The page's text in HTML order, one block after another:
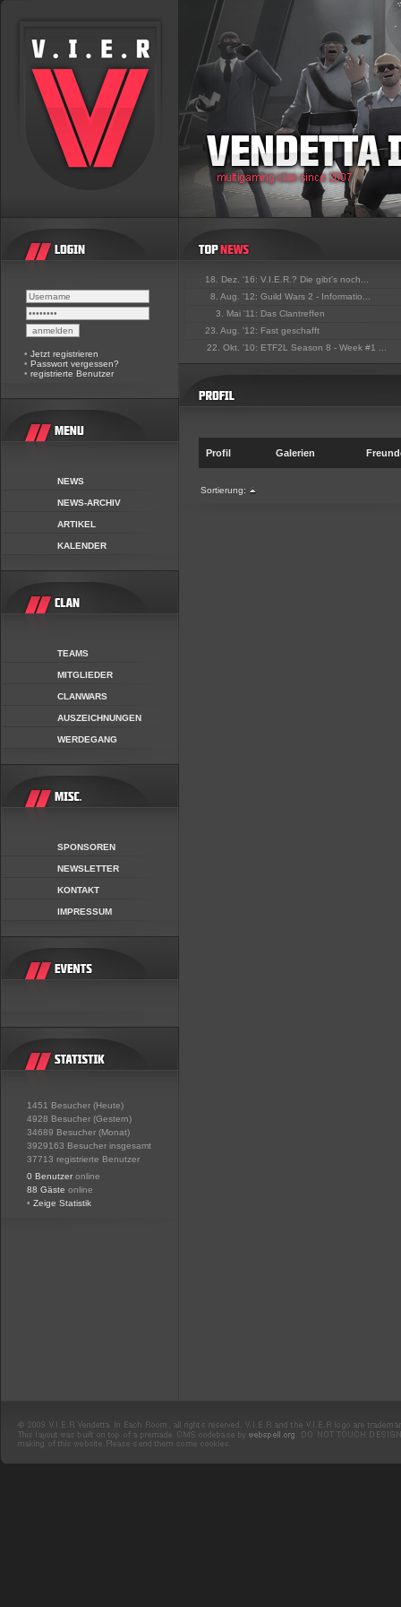
• Jetzt registrieren
• Passwort vergessen?
• registrierte Benutzer
NEWS
NEWS-ARCHIV
ARTIKEL
KALENDER
TEAMS
MITGLIEDER
CLANWARS
AUSZEICHNUNGEN
WERDEGANG
SPONSOREN
NEWSLETTER
KONTAKT
IMPRESSUM
1451 Besucher (Heute)
4928 Besucher (Gestern)
34689 Besucher (Monat)
3929163 Besucher insgesamt
37713 registrierte Benutzer
0 Benutzer online
88 Gäste online
• Zeige Statistik
18. Dez. '16: V.I.E.R.? Die gibt's noch...
8. Aug. '12: Guild Wars 2 - Informatio...
3. Mai '11: Das Clantreffen
23. Aug. '12: Fast geschafft
22. Okt. '10: ETF2L Season 8 - Week #1 ...
Profil Galerien
Sortierung: